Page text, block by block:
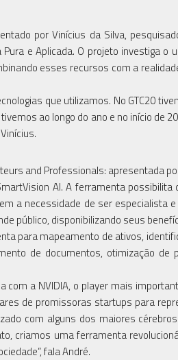
por Vinícius da Silva,
e Aplicada. O projeto investiga o
esses recursos com a
que utilizamos. No GTC20
ao longo do ano e no início de
and Professionals: apresentada
AI. A ferramenta
a necessidade de ser especialista
público, disponibilizando seus
para mapeamento de ativos,
de documentos, otimização de
a NVIDIA, o player mais
de promissoras startups para
com alguns dos maiores
criamos uma ferramenta
fala André.